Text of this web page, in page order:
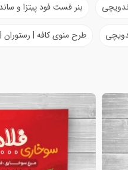
بنر فست فود پیتزا و
طرح منوی کافه |